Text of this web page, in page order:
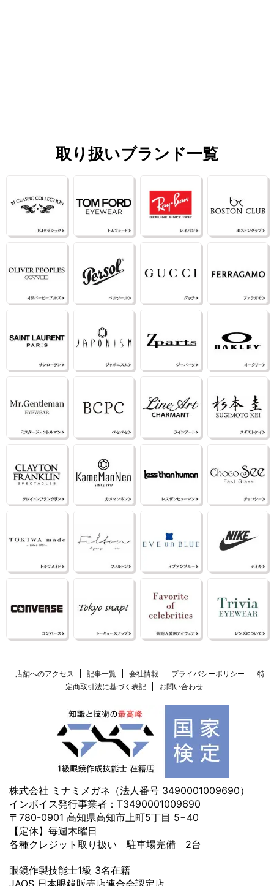
取り扱いブランド一覧
店舗へのアクセス 記事一覧 会社情報 プライバシーポリシー
特
定商取引法に基づく表記
お問い合わせ
株式会社 ミナミメガネ（法人番号 3490001009690）
インボイス発行事業者：T3490001009690
〒780-0901 高知県高知市上町5丁目 5−40
【定休】毎週木曜日
各種クレジット取り扱い 駐車場完備 2台
眼鏡作製技能士1級 3名在籍